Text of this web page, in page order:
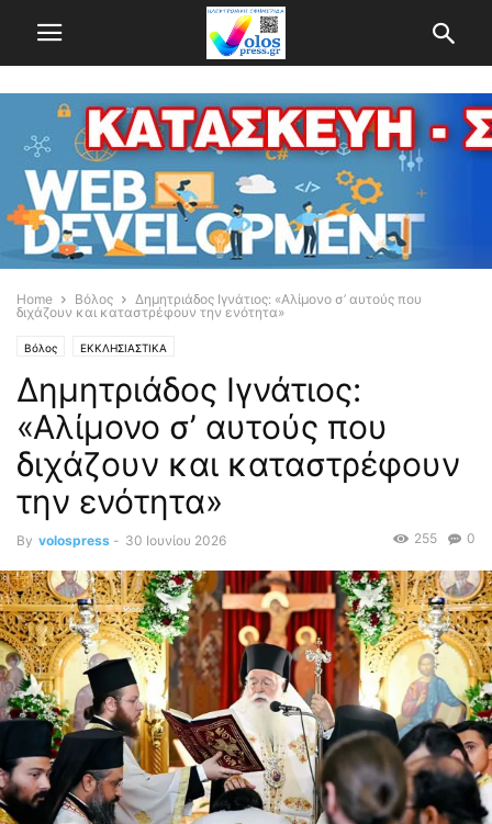
Home Βόλος
Δημητριάδος Ιγνάτιος: «Αλίμονο σ’ αυτούς που
διχάζουν και καταστρέφουν την ενότητα»
Βόλος ΕΚΚΛΗΣΙΑΣΤΙΚΑ
Δημητριάδος Ιγνάτιος:
«Αλίμονο σ’ αυτούς που
διχάζουν και καταστρέφουν
την ενότητα»
By volospress - 30 Ιουνίου 2026 0
255